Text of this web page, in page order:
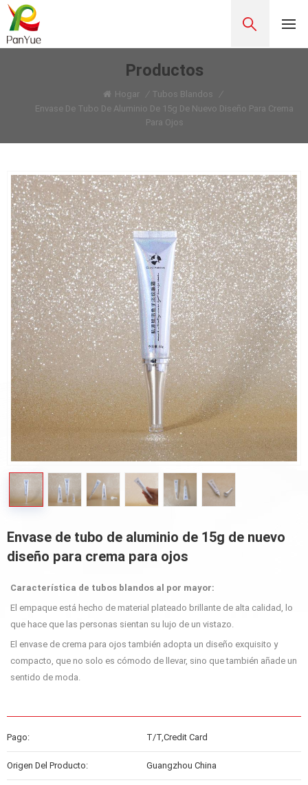
Productos
Hogar / Tubos Blandos
/
Envase De Tubo De Aluminio De 15g De Nuevo Diseño Para Crema
Para Ojos
Envase de tubo de aluminio de 15g de nuevo
diseño para crema para ojos
Característica de tubos blandos al por mayor:
El empaque está hecho de material plateado brillante de alta calidad, lo
que hace que las personas sientan su lujo de un vistazo.
El envase de crema para ojos también adopta un diseño exquisito y
compacto, que no solo es cómodo de llevar, sino que también añade un
sentido de moda.
Pago: T/T,Credit Card
Origen Del Producto: Guangzhou China